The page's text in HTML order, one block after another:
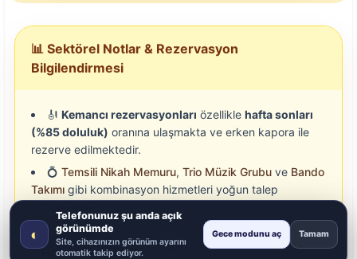
📊 Sektörel Notlar & Rezervasyon
Bilgilendirmesi
🎻 Kemancı rezervasyonları özellikle hafta sonları
(%85 doluluk) oranına ulaşmakta ve erken kapora ile
rezerve edilmektedir.
💍 Temsili Nikah Memuru, Trio Müzik Grubu ve Bando
Takımı gibi kombinasyon hizmetleri yoğun talep
📅 Ortalama rezervasyon süresi etkinlik tarihinden2–
3 hafta öncesinekadar yapılmaktadır. Son dakika
◐
Telefonunuz şu anda açık
görünümde
Site, cihazınızın görünüm ayarını
otomatik takip ediyor.
Gece modunu aç Tamam